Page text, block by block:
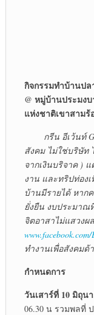
กิจกรรมทำบ้านปล
@ หมู่บ้านประมง
แห่งชาติเขาสาม
กรีน อีเว้นท์
สังคม ไม่ใช่บริษัท
จากเงินบริจาค )
งาน และทริปท่อง
บ้านมีรายได้ หาก
ยั่งยืน งบประมาณ
จิตอาสาไม่แสวง
ทำงานเพื่อสังคมด้
กำหนดการ
วันเสาร์ที่ 10 มิถุน
06.30 น รวมพลที่